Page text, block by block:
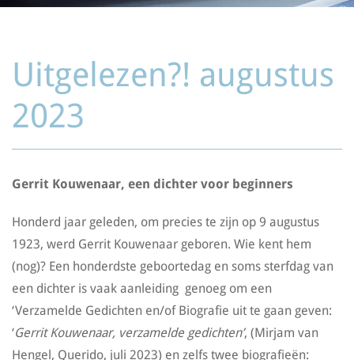
Uitgelezen?! augustus
2023
Gerrit Kouwenaar, een dichter voor beginners
Honderd jaar geleden, om precies te zijn op 9 augustus
1923, werd Gerrit Kouwenaar geboren. Wie kent hem
(nog)? Een honderdste geboortedag en soms sterfdag van
een dichter is vaak aanleiding genoeg om een
‘Verzamelde Gedichten en/of Biografie uit te gaan geven:
‘Gerrit Kouwenaar, verzamelde gedichten’, (Mirjam van
Hengel, Querido, juli 2023) en zelfs twee biografieën: